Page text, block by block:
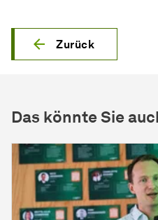
Zurück
Das könnte Sie